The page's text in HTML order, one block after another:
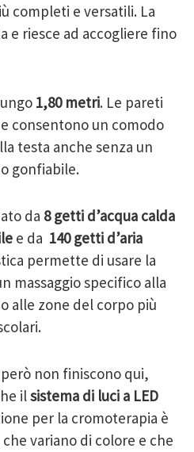
completi e versatili. La
e riesce ad accogliere fino
1,80 metri. Le pareti
e consentono un comodo
testa anche senza un
gonfiabile.
da 8 getti d’acqua calda
e da 140 getti d’aria
permette di usare la
massaggio specifico alla
alle zone del corpo più
non finiscono qui,
ilsistema di luci a LED
per la cromoterapia è
variano di colore e che